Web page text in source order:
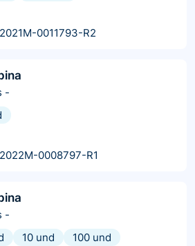
0011793-R2
-
0008797-R1
-
10 und
100 und